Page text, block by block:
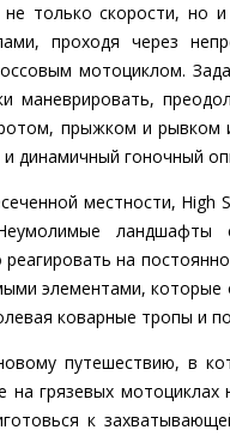
не только скорости,
проходя через
мотоциклом.
маневрировать,
прыжком и рывком
динамичный гоночный
местности, High
на
элементами,
коварные тропы и
путешествию, в
на грязевых
к